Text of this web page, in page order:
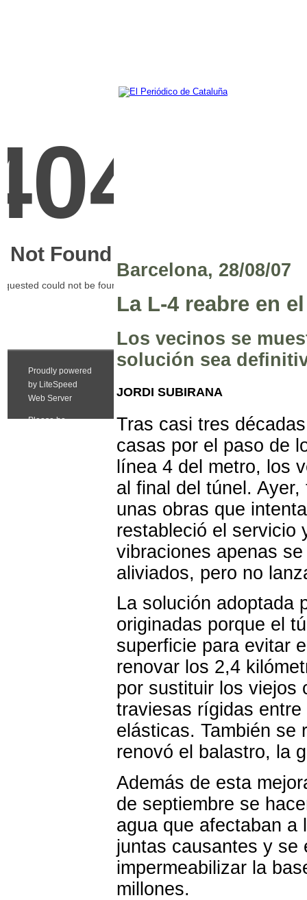
Barcelona, 28/08/07
La L-4 reabre en
Los vecinos se
solución sea
JORDI SUBIRANA
Tras casi tres
casas por el paso de
línea 4 del metro, los
al final del túnel.
unas obras que
restableció el servicio
vibraciones apenas
aliviados, pero no
La solución adoptada
originadas porque el
superficie para evitar
renovar los 2,4
por sustituir los viejos
traviesas rígidas
elásticas. También se
renovó el balastro, la
Además de esta
de septiembre se
agua que afectaban a
juntas causantes y se
impermeabilizar la
millones.